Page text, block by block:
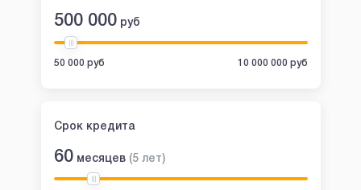
500 000 руб
50 000 руб 10 000 000 руб
Срок кредита
60 месяцев (5 лет)